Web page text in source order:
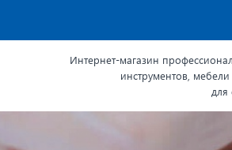
Интернет-магазин
инструментов,
для